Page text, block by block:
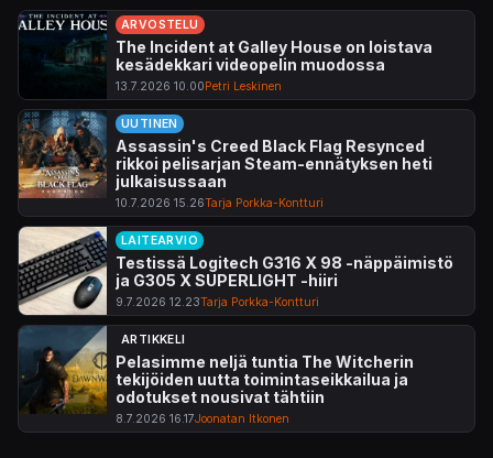
ARVOSTELU
The Incident at Galley House on loistava
kesädekkari videopelin muodossa
13.7.2026 10.00 Petri Leskinen
UUTINEN
Assassin's Creed Black Flag Resynced
rikkoi pelisarjan Steam-ennätyksen heti
julkaisussaan
10.7.2026 15.26Tarja Porkka-Kontturi
LAITEARVIO
Testissä Logitech G316 X 98 -näppäimistö
ja G305 X SUPERLIGHT -hiiri
9.7.2026 12.23Tarja Porkka-Kontturi
ARTIKKELI
Pelasimme neljä tuntia The Witcherin
tekijöiden uutta toimintaseikkailua ja
odotukset nousivat tähtiin
8.7.2026 16.17Joonatan Itkonen